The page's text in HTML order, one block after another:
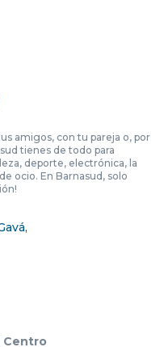
amigos, con tu pareja o, por
tienes de todo para
deporte, electrónica, la
ocio. En Barnasud, solo
Centro